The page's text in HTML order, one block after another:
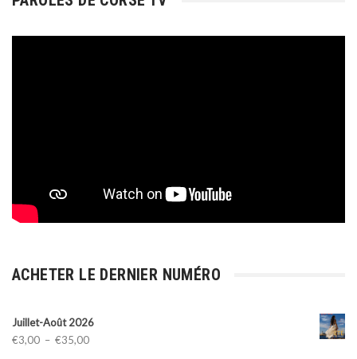
ACHETER LE DERNIER NUMÉRO
Juillet-Août 2026
€3,00 – €35,00Plage